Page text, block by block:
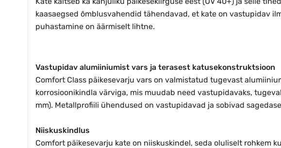
kaasaegsed õmblusvahendid tähendavad, et kate on vastupidav
puhastamine on äärmiselt lihtne.
Vastupidav alumiiniumist vars ja terasest katusekonstruktsioon
Comfort Class päikesevarju vars on valmistatud tugevast
korrosioonikindla värviga, mis muudab need vastupidavaks,
mm). Metallprofiili ühendused on vastupidavad ja sobivad
Niiskuskindlus
Comfort päikesevarju kate on niiskuskindel, seda oluliselt rohkem